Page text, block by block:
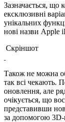
Зазначається, що
ексклюзивні
унікальних
нові назви Apple
Скріншот
Також не можна
так всі чекають.
оновлення, але
очікується, що
представивши
за допомогою 3D-